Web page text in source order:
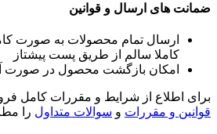
ضمانت های ارسال و قوانین
ارسال تمام محصولات به صورت
کاملا سالم از طریق پست پیشتاز
امکان بازگشت محصول در صورت
برای اطلاع از شرایط و مقررات کامل
قوانین و مقررات و سوالات متداول را